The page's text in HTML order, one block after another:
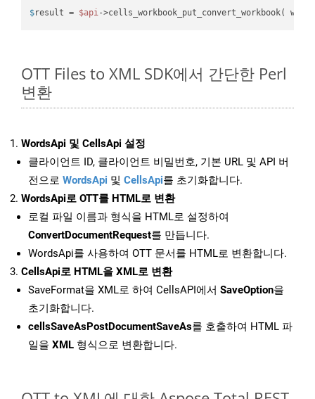
$result = $api->cells_workbook_put_convert_workbook(
OTT Files to XML SDK에서 간단한 Perl
변환
WordsApi 및 CellsApi 설정
클라이언트 ID, 클라이언트 비밀번호, 기본 URL 및 API 버
전으로 WordsApi 및 CellsApi를 초기화합니다.
WordsApi로 OTT를 HTML로 변환
로컬 파일 이름과 형식을 HTML로 설정하여
ConvertDocumentRequest를 만듭니다.
WordsApi를 사용하여 OTT 문서를 HTML로 변환합니다.
CellsApi로 HTML을 XML로 변환
SaveFormat을 XML로 하여 CellsAPI에서 SaveOption을
초기화합니다.
cellsSaveAsPostDocumentSaveAs를 호출하여 HTML 파
일을 XML 형식으로 변환합니다.